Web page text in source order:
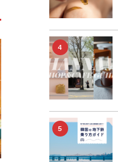
4
5